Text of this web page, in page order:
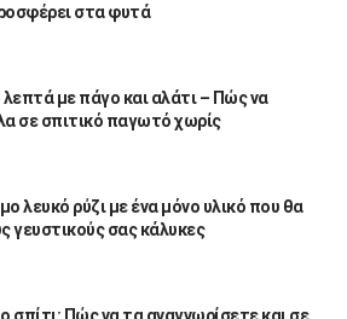
στα φυτά
με πάγο και αλάτι – Πώς να
σε σπιτικό παγωτό χωρίς
λευκό ρύζι με ένα μόνο υλικό που θα
γευστικούς σας κάλυκες
σπίτι: Πώς να τα αναγνωρίσετε και σε